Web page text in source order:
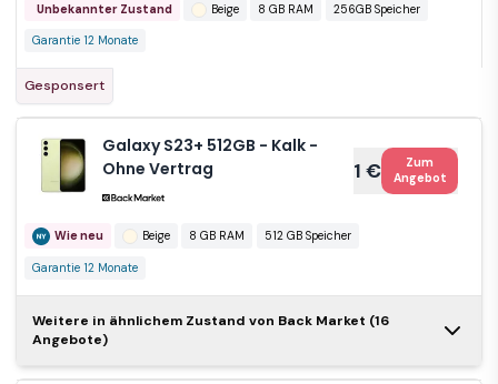
Unbekannter Zustand Beige 8 GB RAM 256GB Speicher
Garantie 12 Monate
Gesponsert
Galaxy S23+ 512GB - Kalk -
Ohne Vertrag
1 €
Zum
Angebot
Wie neu Beige 8 GB RAM 512 GB Speicher
Garantie 12 Monate
Galaxy S23+
256GB - Kalk -
Ohne Vertrag
Weitere in ähnlichem Zustand von Back Market (16
Angebote)